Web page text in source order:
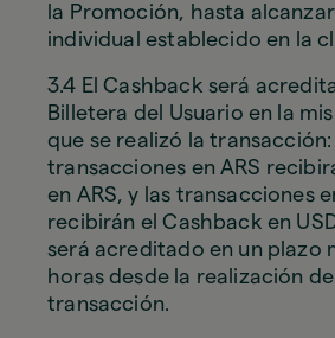
la Promoción, hasta
individual establecido en la
3.4 El Cashback será
Billetera del Usuario en la
que se realizó la transacción:
transacciones en ARS
en ARS, y las transacciones
recibirán el Cashback en
será acreditado en un plazo
horas desde la realización
transacción.